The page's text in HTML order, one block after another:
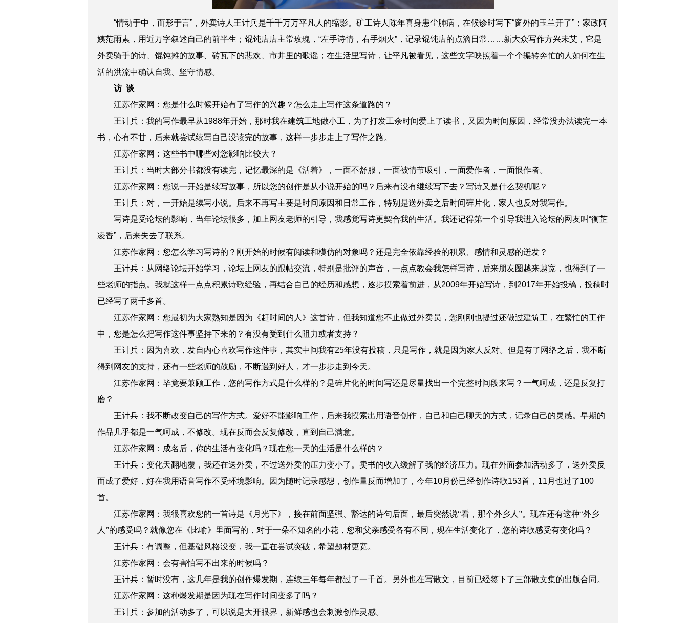
“情动于中，而形于言”，外卖诗人王计兵是千千万万平凡人的缩影。矿工诗人陈年喜身患尘肺病，在候诊时写下“窗外的玉兰开了”；家政阿
姨范雨素，用近万字叙述自己的前半生；馄饨店店主常玫瑰，“左手诗情，右手烟火”，记录馄饨店的点滴日常……新大众写作方兴未艾，它是
外卖骑手的诗、馄饨摊的故事、砖瓦下的悲欢、市井里的歌谣；在生活里写诗，让平凡被看见，这些文字映照着一个个辗转奔忙的人如何在生
活的洪流中确认自我、坚守情感。
访 谈
江苏作家网：您是什么时候开始有了写作的兴趣？怎么走上写作这条道路的？
王计兵：我的写作最早从1988年开始，那时我在建筑工地做小工，为了打发工余时间爱上了读书，又因为时间原因，经常没办法读完一本
书，心有不甘，后来就尝试续写自己没读完的故事，这样一步步走上了写作之路。
江苏作家网：这些书中哪些对您影响比较大？
王计兵：当时大部分书都没有读完，记忆最深的是《活着》，一面不舒服，一面被情节吸引，一面爱作者，一面恨作者。
江苏作家网：您说一开始是续写故事，所以您的创作是从小说开始的吗？后来有没有继续写下去？写诗又是什么契机呢？
王计兵：对，一开始是续写小说。后来不再写主要是时间原因和日常工作，特别是送外卖之后时间碎片化，家人也反对我写作。
写诗是受论坛的影响，当年论坛很多，加上网友老师的引导，我感觉写诗更契合我的生活。我还记得第一个引导我进入论坛的网友叫“衡芷
凌香”，后来失去了联系。
江苏作家网：您怎么学习写诗的？刚开始的时候有阅读和模仿的对象吗？还是完全依靠经验的积累、感情和灵感的迸发？
王计兵：从网络论坛开始学习，论坛上网友的跟帖交流，特别是批评的声音，一点点教会我怎样写诗，后来朋友圈越来越宽，也得到了一
些老师的指点。我就这样一点点积累诗歌经验，再结合自己的经历和感想，逐步摸索着前进，从2009年开始写诗，到2017年开始投稿，投稿时
已经写了两千多首。
江苏作家网：您最初为大家熟知是因为《赶时间的人》这首诗，但我知道您不止做过外卖员，您刚刚也提过还做过建筑工，在繁忙的工作
中，您是怎么把写作这件事坚持下来的？有没有受到什么阻力或者支持？
王计兵：因为喜欢，发自内心喜欢写作这件事，其实中间我有25年没有投稿，只是写作，就是因为家人反对。但是有了网络之后，我不断
得到网友的支持，还有一些老师的鼓励，不断遇到好人，才一步步走到今天。
江苏作家网：毕竟要兼顾工作，您的写作方式是什么样的？是碎片化的时间写还是尽量找出一个完整时间段来写？一气呵成，还是反复打
磨？
王计兵：我不断改变自己的写作方式。爱好不能影响工作，后来我摸索出用语音创作，自己和自己聊天的方式，记录自己的灵感。早期的
作品几乎都是一气呵成，不修改。现在反而会反复修改，直到自己满意。
江苏作家网：成名后，你的生活有变化吗？现在您一天的生活是什么样的？
王计兵：变化天翻地覆，我还在送外卖，不过送外卖的压力变小了。卖书的收入缓解了我的经济压力。现在外面参加活动多了，送外卖反
而成了爱好，好在我用语音写作不受环境影响。因为随时记录感想，创作量反而增加了，今年10月份已经创作诗歌153首，11月也过了100
首。
江苏作家网：我很喜欢您的一首诗是《月光下》，接在前面坚强、豁达的诗句后面，最后突然说“看，那个外乡人”。现在还有这种“外乡
人”的感受吗？就像您在《比喻》里面写的，对于一朵不知名的小花，您和父亲感受各有不同，现在生活变化了，您的诗歌感受有变化吗？
王计兵：有调整，但基础风格没变，我一直在尝试突破，希望题材更宽。
江苏作家网：会有害怕写不出来的时候吗？
王计兵：暂时没有，这几年是我的创作爆发期，连续三年每年都过了一千首。另外也在写散文，目前已经签下了三部散文集的出版合同。
江苏作家网：这种爆发期是因为现在写作时间变多了吗？
王计兵：参加的活动多了，可以说是大开眼界，新鲜感也会刺激创作灵感。